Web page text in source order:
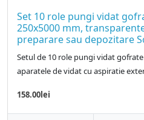
Set 10 role pungi vidat
250x5000 mm,
preparare sau depozitare
Setul de 10 role pungi vidat
aparatele de vidat cu aspiratie
158.00lei